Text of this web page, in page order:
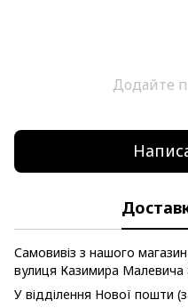
Додайте
Самовивіз з нашого
вулиця Казимира Малевича
У відділення Нової пошти